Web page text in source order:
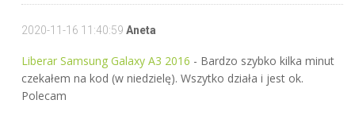
2020-11-16 11:40:59 Aneta
Liberar Samsung Galaxy A3 2016 - Bardzo szybko kilka minut
czekałem na kod (w niedzielę). Wszytko działa i jest ok.
Polecam